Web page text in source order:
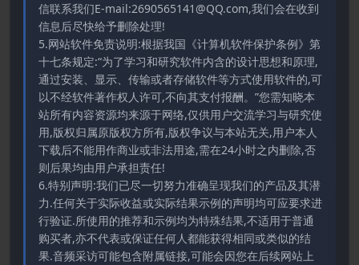
信联系我们E-mail:2690565141@QQ.com,我们会在收到
信息后尽快给予删除处理!
5.网站软件免责说明:根据我国《计算机软件保护条例》第
十七条规定:“为了学习和研究软件内含的设计思想和原理,
通过安装、显示、传输或者存储软件等方式使用软件的,可
以不经软件著作权人许可,不向其支付报酬。”您需知晓本
站所有内容资源均来源于网络,仅供用户交流学习与研究使
用,版权归属原版权方所有,版权争议与本站无关,用户本人
下载后不能用作商业或非法用途,需在24小时之内删除,否
则后果均由用户承担责任!
6.特别声明:我们已尽一切努力准确呈现我们的产品及其潜
力.任何关于实际收益或实际结果示例的声明均可应要求进
行验证.所使用的推荐和示例均为特殊结果,不适用于普通
购买者,亦不代表或保证任何人都能获得相同或类似的结
果.音频采访可能包含附属链接,可能会因您在后续网站上